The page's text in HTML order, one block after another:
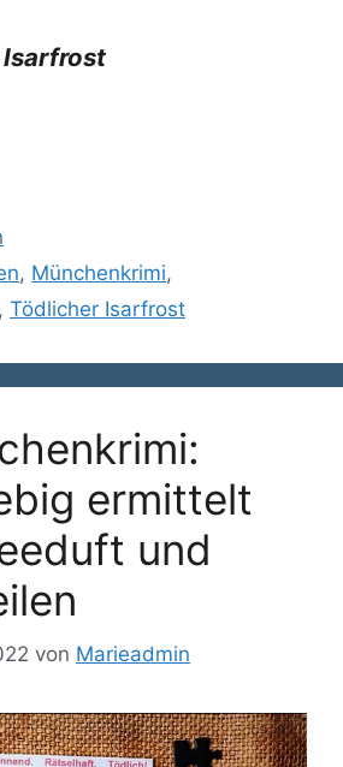
, Münchenkrimi,
, Tödlicher Isarfrost
ermittelt
und
von Marieadmin